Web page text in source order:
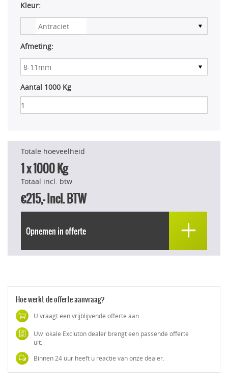
Kleur:
Afmeting:
Aantal 1000 Kg
Totale hoeveelheid
1x 1000 Kg
Totaal incl. btw
€215,-Incl. BTW
Opnemen in offerte
Hoe werkt de offerte aanvraag?
U vraagt een vrijblijvende offerte aan.
Uw lokale Excluton dealer brengt een passende offerte
uit.
Binnen 24 uur heeft u reactie van onze dealer.